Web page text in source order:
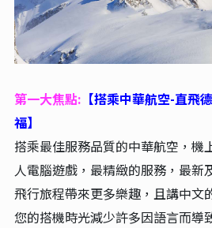
第一大焦點: 【搭乘中華航空-直飛
福】
搭乘最佳服務品質的中華航空，機
人電腦遊戲，最精緻的服務，最新
飛行旅程帶來更多樂趣，且講中文
您的搭機時光減少許多因語言而導